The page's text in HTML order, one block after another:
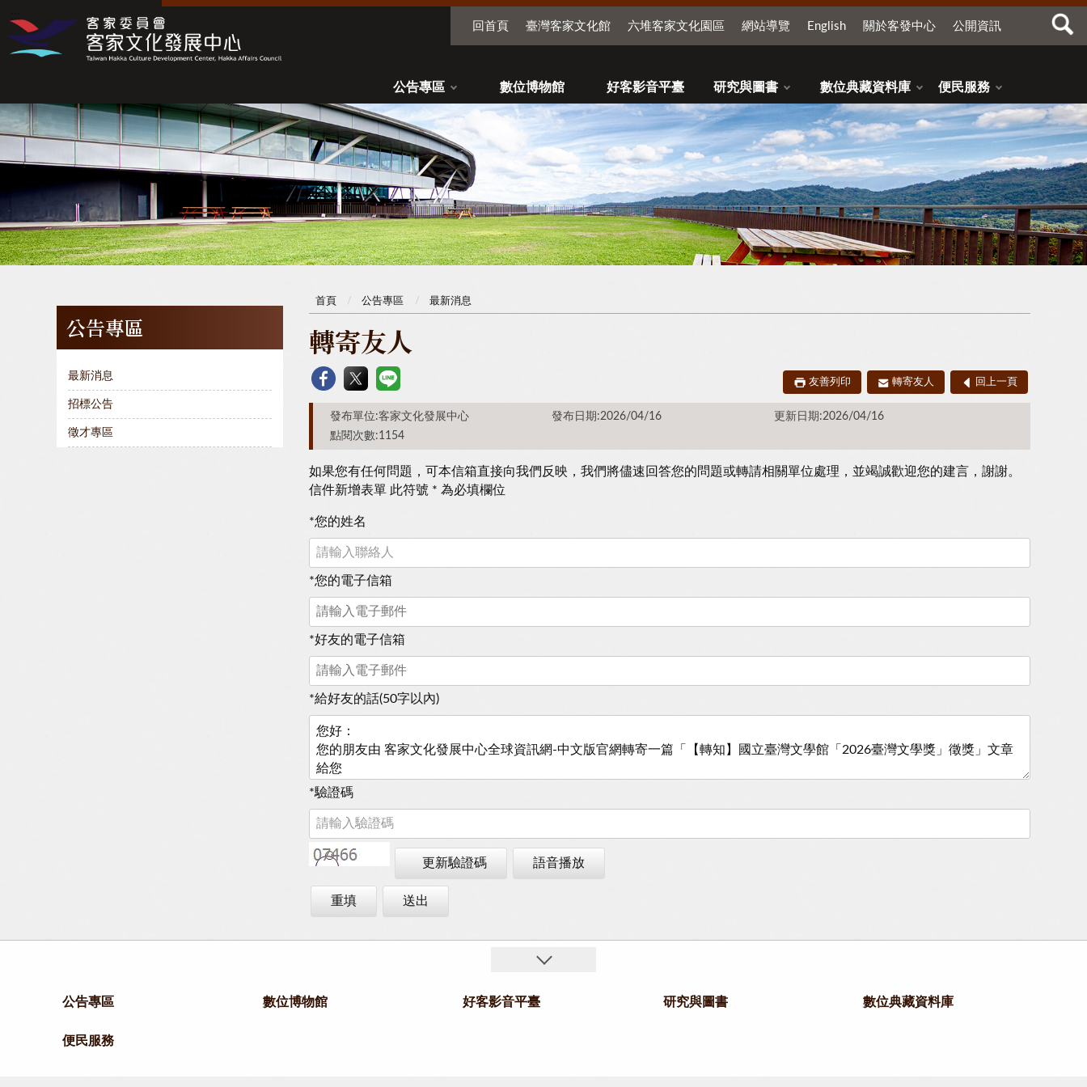
回首頁 臺灣客家文化館 六堆客家文化園區 網站導覽 English 關於客發中心 公開資訊
公告專區 數位博物館 好客影音平臺 研究與圖書 數位典藏資料庫 便民服務
公告專區
最新消息
招標公告
徵才專區
首頁 公告專區 最新消息
轉寄友人
友善列印 轉寄友人 回上一頁
發布單位:客家文化發展中心 發布日期:2026/04/16
更新日期:2026/04/16
點閱次數:1154
如果您有任何問題，可本信箱直接向我們反映，我們將儘速回答您的問題或轉請相關單位處理，並竭誠歡迎您的建言，謝謝。
信件新增表單 此符號 * 為必填欄位
*您的姓名
*您的電子信箱
*好友的電子信箱
*給好友的話(50字以內)
*驗證碼
更新驗證碼 語音播放
重填 送出
公告專區 數位博物館 好客影音平臺 研究與圖書 數位典藏資料庫
便民服務